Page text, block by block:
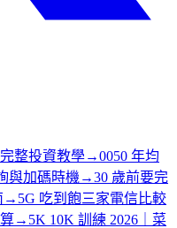
整投資教學→0050 年均
與加碼時機 →30 歲前要完
→ 5G 吃到飽三家電信比較
→ 5K 10K 訓練 2026｜菜